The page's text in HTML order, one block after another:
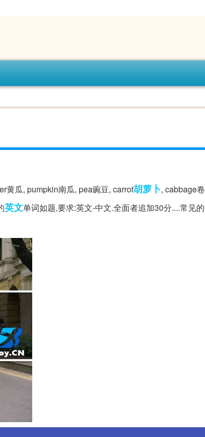
黄瓜, pumpkin南瓜, pea豌豆, carrot胡萝卜, cabbage卷
英文单词如题,要求:英文-中文.全面者追加30分....常见的